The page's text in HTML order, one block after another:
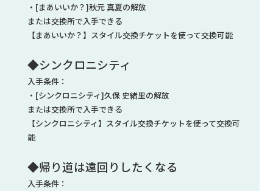
・[まあいいか？]秋元 真夏の解放
または交換所で入手できる
【まあいいか？】スタイル交換チケットを使って交換可能
◆シンクロニシティ
入手条件：
・[シンクロニシティ]久保 史緒里の解放
または交換所で入手できる
【シンクロニシティ】スタイル交換チケットを使って交換可
能
◆帰り道は遠回りしたくなる
入手条件：